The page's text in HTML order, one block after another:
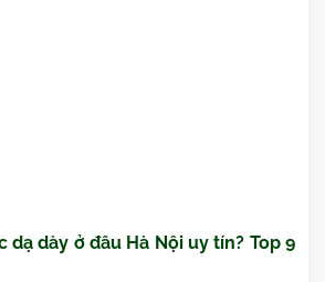
dạ dày ở đâu Hà Nội uy tín? Top 9